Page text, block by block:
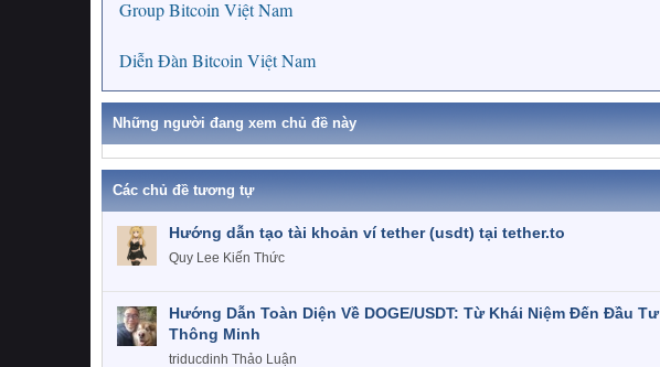
Group Bitcoin Việt Nam
Diễn Đàn Bitcoin Việt Nam
Những người đang xem chủ đề này
Các chủ đề tương tự
Hướng dẫn tạo tài khoản ví tether (usdt) tại tether.to
Quy Lee Kiến Thức
Hướng Dẫn Toàn Diện Về DOGE/USDT: Từ Khái Niệm Đến Đầu Tư
Thông Minh
triducdinh Thảo Luận